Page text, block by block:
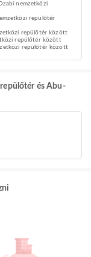
nemzetközi
repülőtér
repülőtér között
repülőtér között
repülőtér között
és Abu-